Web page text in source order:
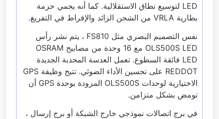
LED لتوسيع نطاق الاستقلالية. كما أنه يحمي حزمة
بطارية VRLA من الشحن الزائد والإفراط في التفريغ.
نفس التصميم البصري مثل FS810 ، يتم نشر رأس
OLS500S LED مع 16 وحدة من مصابيح OSRAM
LED فائقة السطوع. تعمل العدسة المحدبة الجديدة
REDDOT على تحسين الأداء الضوئي. تتيح وظيفة GPS
الاختيارية لوحدات OLS500S المزودة بوحدة GPS أن
تومض بشكل متزامن.
في برج اتصالات نموذجي خارج الشبكة أو برج إرسال ،